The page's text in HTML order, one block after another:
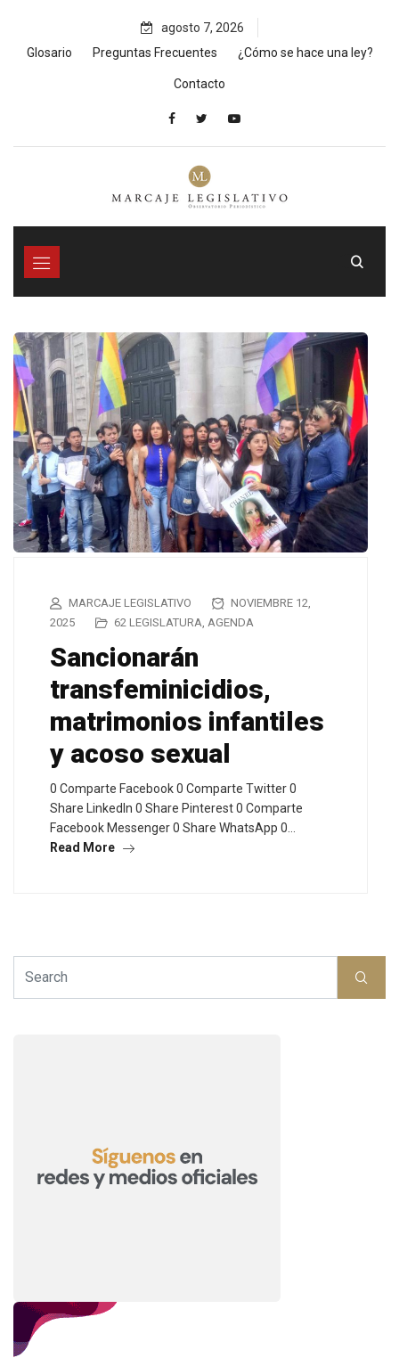
content
agosto 7, 2026
Glosario
Preguntas Frecuentes ¿Cómo se hace una ley?
Contacto
MARCAJE LEGISLATIVO
NOVIEMBRE 12,
2025
62 LEGISLATURA AGENDA
Sancionarán
transfeminicidios,
matrimonios infantiles
y acoso sexual
0 Comparte Facebook 0 Comparte Twitter 0
Share LinkedIn 0 Share Pinterest 0 Comparte
Facebook Messenger 0 Share WhatsApp 0…
Read More